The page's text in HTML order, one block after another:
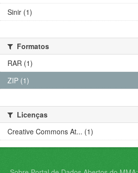
Sinir (1)
Formatos
RAR (1)
ZIP (1)
Licenças
Creative Commons At... (1)